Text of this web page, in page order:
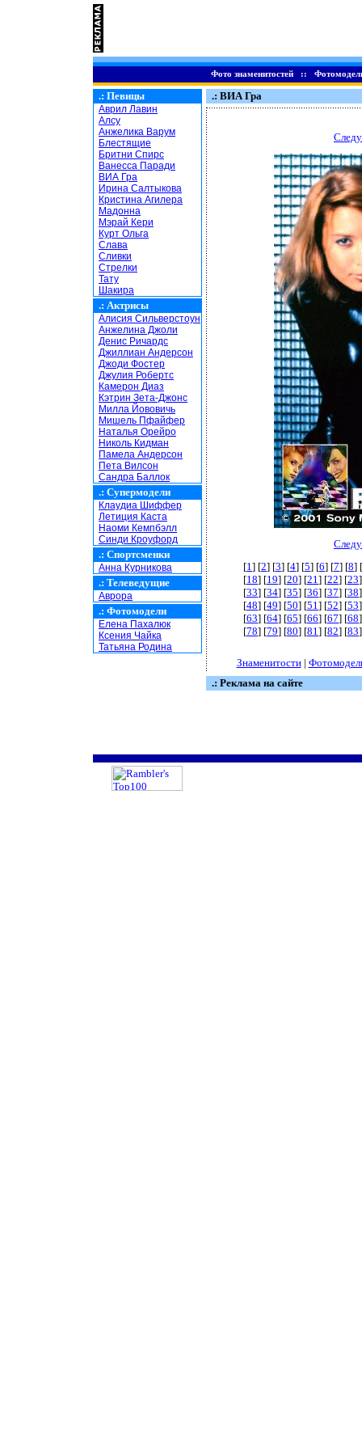
Фото знаменитостей::
.: Певицы
Аврил Лавин
Алсу
Анжелика Варум
Блестящие
Бритни Спирс
Ванесса Паради
ВИА Гра
Ирина Салтыкова
Кристина Агилера
Мадонна
Мэрай Кери
Курт Ольга
Слава
Сливки
Стрелки
Тату
Шакира
.: Актрисы
Алисия Сильверстоун
Анжелина Джоли
Денис Ричардс
Джиллиан Андерсон
Джоди Фостер
Джулия Робертс
Камерон Диаз
Кэтрин Зета-Джонс
Милла Йововичь
Мишель Пфайфер
Наталья Орейро
Николь Кидман
Памела Андерсон
Пета Вилсон
Сандра Баллок
.: Супермодели
Клаудиа Шиффер
Летиция Каста
Наоми Кемпбэлл
Синди Кроуфорд
.: Спортсменки
Анна Курникова
.: Телеведущие
Аврора
.: Фотомодели
Елена Пахалюк
Ксения Чайка
Татьяна Родина
.: ВИА Гра
[1] [2] [3] [4] [5] [6] [7] [8] [
[18] [19] [20] [21] [22] [23
[33] [34] [35] [36] [37] [38
[48] [49] [50] [51] [52] [53
[63] [64] [65] [66] [67] [68
[78] [79] [80] [81] [82] [83
Знаменитости|
.: Реклама на сайте